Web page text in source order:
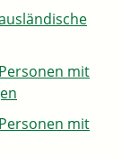
mit
mit